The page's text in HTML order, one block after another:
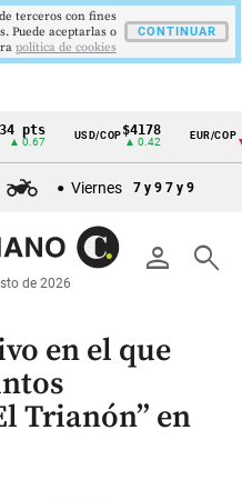
USD/COP$4178
▲ 0.42
EUR/COP $3639
▼ 33.00
Viernes 7 y 9 7 y 9
person search
de 2026
en el que
Trianón” en
terceros con fines
Puede aceptarlas o
politica de cookies
CONTINUAR